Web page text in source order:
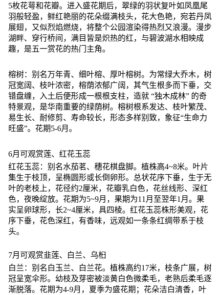
5枚花萼和花瓣。进入盛花期后，翠绿的羽状复叶如凤凰尾
羽般轻盈，鲜红艳丽的花朵缀满枝头，花大色艳，宛若丹凤
展翅，又似烈焰燃烧，将整个公园渲染得热烈又浪漫。漫步
湖畔、穿行桥间，满目皆是炽热的红，与碧波湖水相映成
趣，是五一赏花的热门主角。
榕树：别名万年青、细叶榕、厚叶榕树。为常绿大乔木，树
冠宽阔、枝叶浓密，榕荫浓郁广阔，其气生根多而下垂，交
错盘缠，入土后便形成一根根支柱，造就 “独木成林” 的奇
特景观，是华南重要的绿荫树。榕树根系发达、枝叶繁茂、
易生长、耐修剪、寿命较长，形态多样别致，象征“生命力
旺盛”。花期5-6月。
6月可观赏莲、红花玉蕊
红花玉蕊：别名水茄茗、穗花棋盘脚。植株高4~8米。叶片
集生于枝顶，呈椭圆形或长倒卵形。总状花序下垂，生于无
叶的老枝上，花径约2厘米，花瓣乳白色，花丝线形、深红
色，夜晚绽放。花期为5~9月，果期为11月至翌年1月。果
实呈卵球形，长2~4厘米，具四棱。红花玉蕊株形美观，花
序下垂，花色深红，有香味，远观如一条条红绸带系于枝
头。
7月可观赏韭莲、白兰、乌桕
白兰：别名白玉兰、白兰花。植株高约17米，枝条广展，树
冠呈宽伞形。幼枝及芽密被淡黄白色微柔毛，老熟后柔毛逐
渐脱落。花期为4-9月，夏季为盛花期；花朵洁白清香，叶